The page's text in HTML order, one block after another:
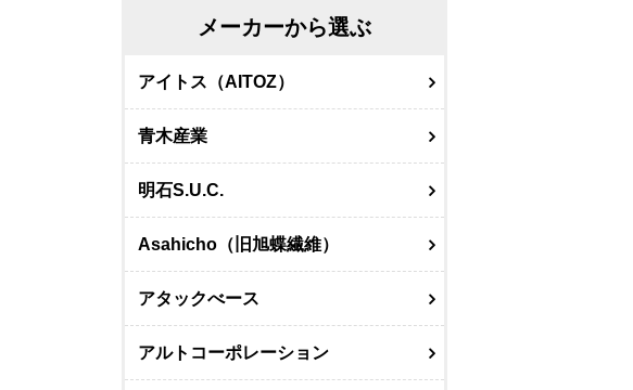
メーカーから選ぶ
アイトス（AITOZ）
青木産業
明石S.U.C.
Asahicho（旧旭蝶繊維）
アタックべース
アルトコーポレーション